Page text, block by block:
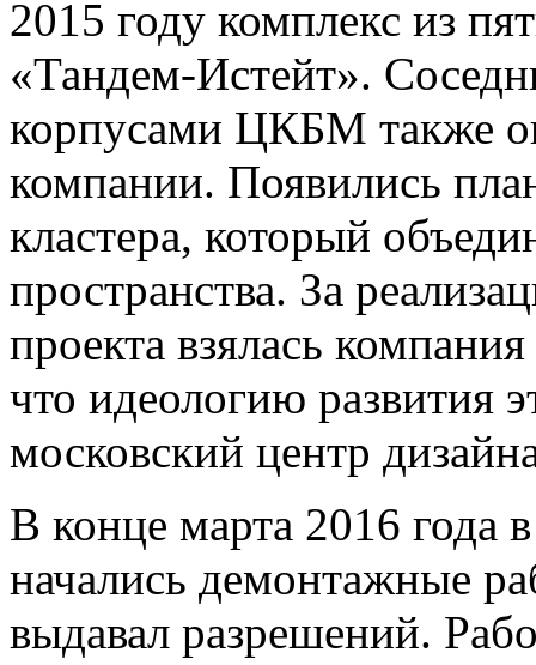
2015 году комплекс из
«Тандем-Истейт».
корпусами ЦКБМ также
компании. Появились
кластера, который
пространства. За
проекта взялась
что идеологию развития
московский центр
В конце марта 2016 года
начались демонтажные
выдавал разрешений.